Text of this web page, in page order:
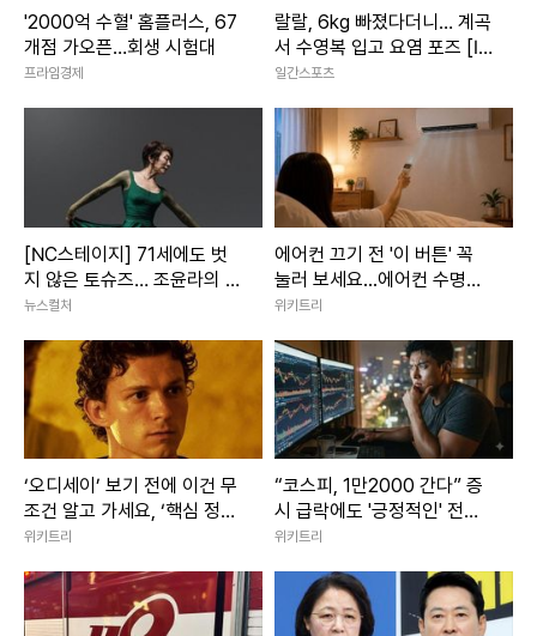
'2000억 수혈' 홈플러스, 67
개점 가오픈…회생 시험대
프라임경제
랄랄, 6kg 빠졌다더니… 계곡
서 수영복 입고 요염 포즈 [IS
하이컷]
일간스포츠
[NC스테이지] 71세에도 벗
지 않은 토슈즈… 조윤라의 시
간은 아직 현재형
뉴스컬처
에어컨 끄기 전 '이 버튼' 꼭
눌러 보세요...에어컨 수명이
늘어납니다
위키트리
‘오디세이’ 보기 전에 이건 무
조건 알고 가세요, ‘핵심 정보’
7가지 (+오디세이 쿠키 유무
위키트리
“코스피, 1만2000 간다” 증
시 급락에도 '긍정적인' 전망
나온 이유
위키트리